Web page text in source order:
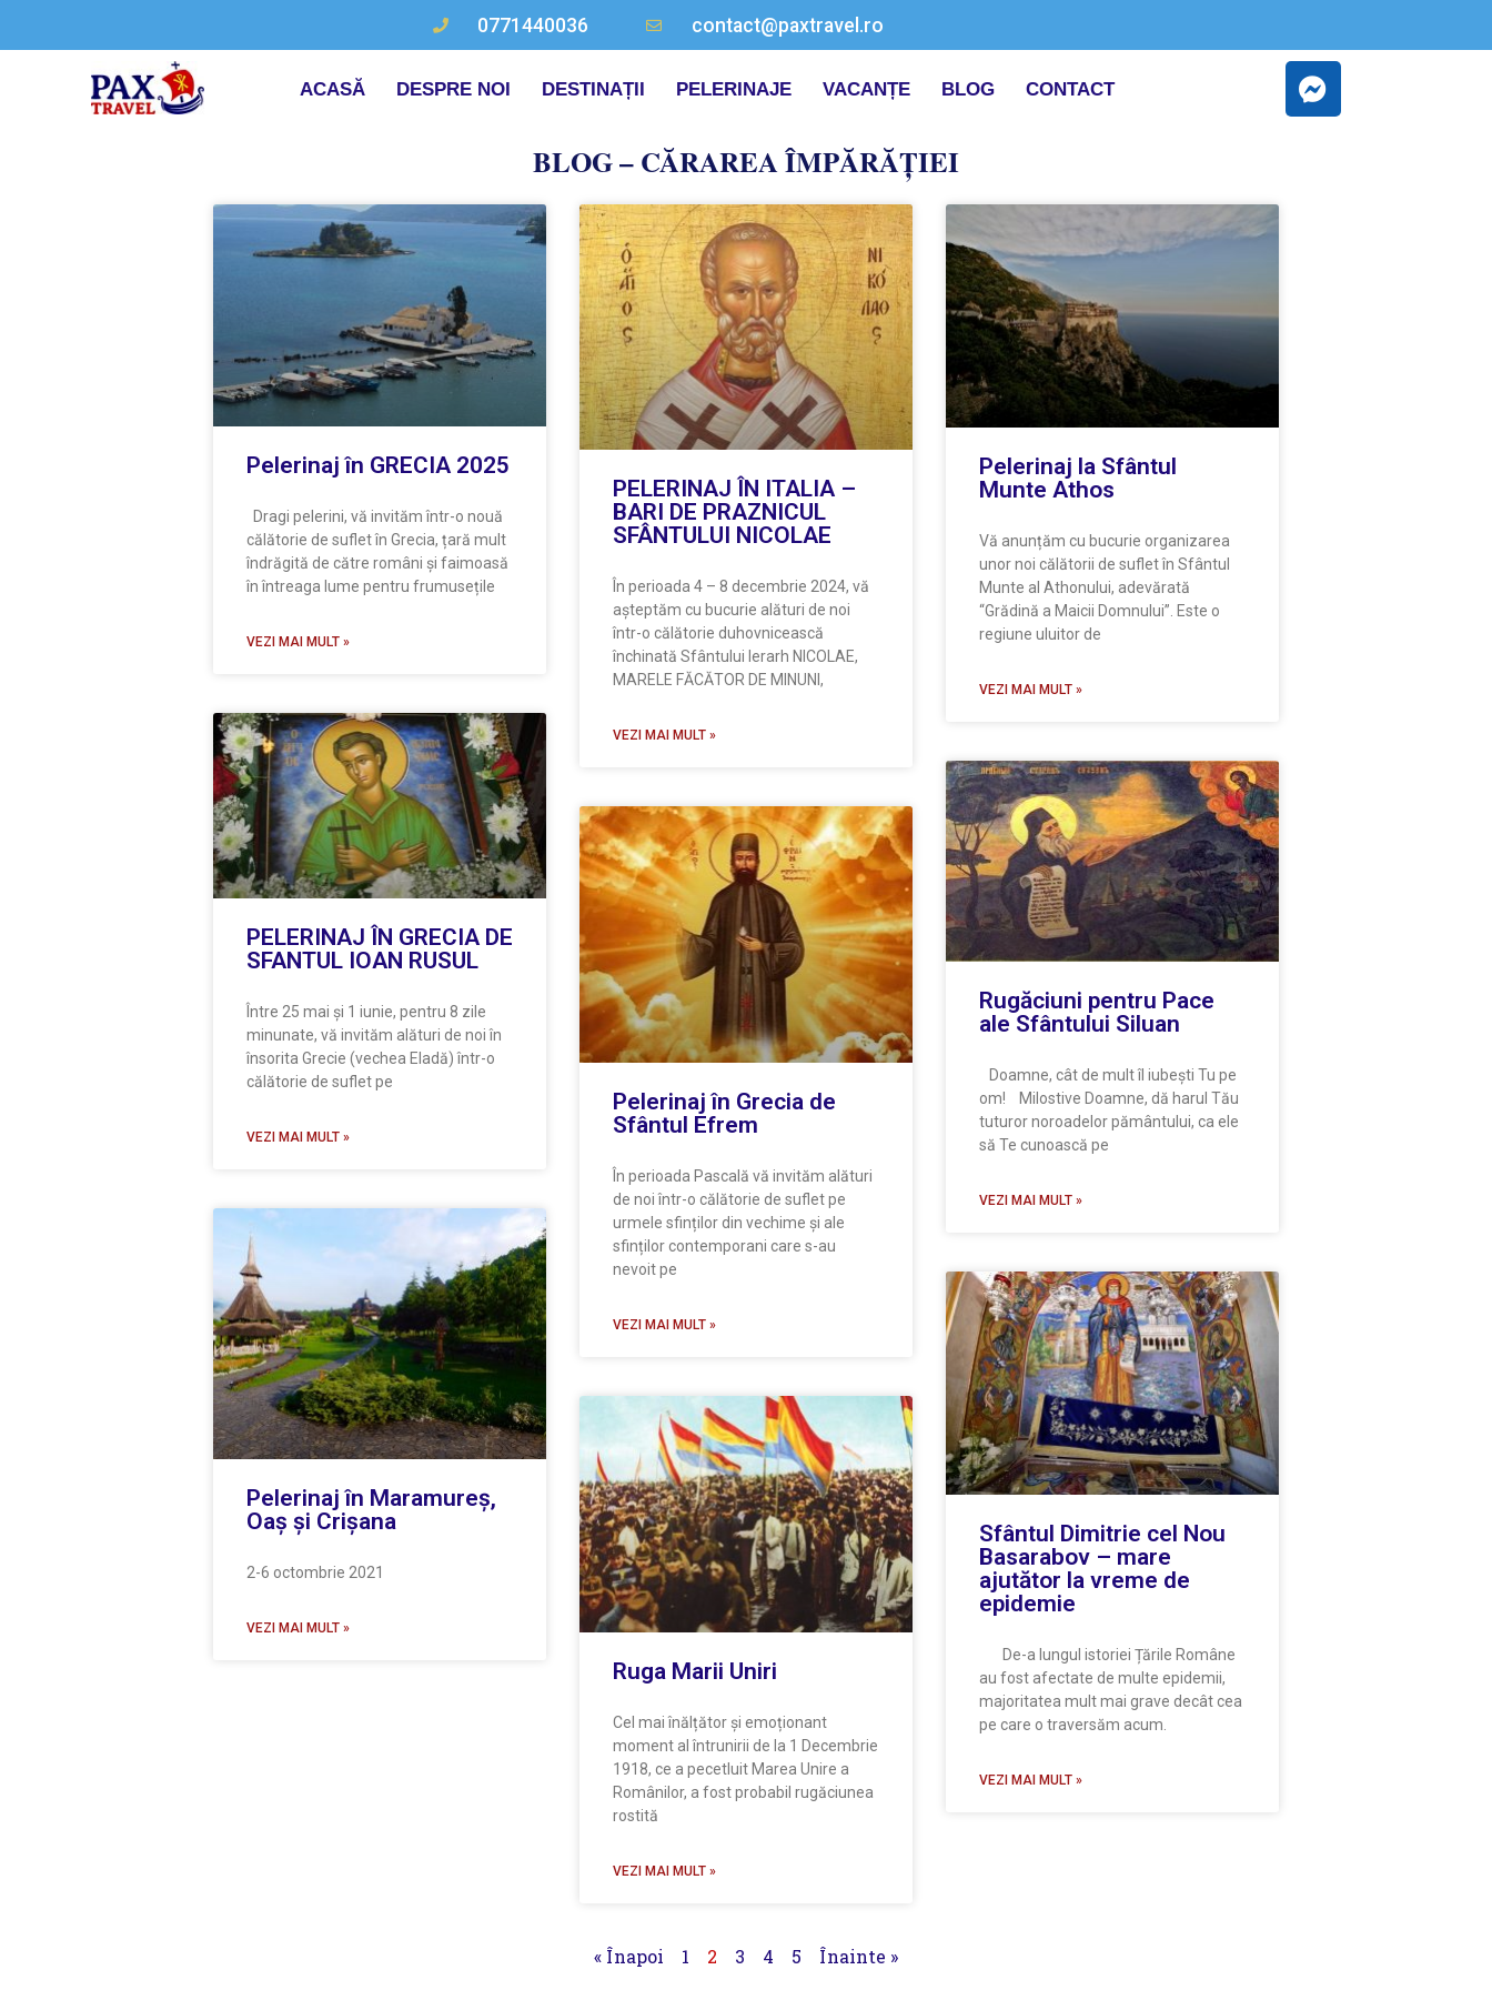
0771440036 contact@paxtravel.ro
ACASĂ DESPRE NOI DESTINAȚII PELERINAJE VACANȚE BLOG CONTACT
BLOG – CĂRAREA ÎMPĂRĂȚIEI
Pelerinaj în GRECIA 2025
Dragi pelerini, vă invităm într-o nouă
călătorie de suflet în Grecia, țară mult
îndrăgită de către români și faimoasă
în întreaga lume pentru frumusețile
VEZI MAI MULT »
PELERINAJ ÎN ITALIA –
BARI DE PRAZNICUL
SFÂNTULUI NICOLAE
În perioada 4 – 8 decembrie 2024, vă
așteptăm cu bucurie alături de noi
într-o călătorie duhovnicească
închinată Sfântului Ierarh NICOLAE,
MARELE FĂCĂTOR DE MINUNI,
VEZI MAI MULT »
Pelerinaj la Sfântul
Munte Athos
Vă anunțăm cu bucurie organizarea
unor noi călătorii de suflet în Sfântul
Munte al Athonului, adevărată
“Grădină a Maicii Domnului”. Este o
regiune uluitor de
VEZI MAI MULT »
PELERINAJ ÎN GRECIA DE
SFANTUL IOAN RUSUL
Între 25 mai și 1 iunie, pentru 8 zile
minunate, vă invităm alături de noi în
însorita Grecie (vechea Eladă) într-o
călătorie de suflet pe
VEZI MAI MULT »
Pelerinaj în Grecia de
Sfântul Efrem
În perioada Pascală vă invităm alături
de noi într-o călătorie de suflet pe
urmele sfinților din vechime și ale
sfinților contemporani care s-au
nevoit pe
VEZI MAI MULT »
Rugăciuni pentru Pace
ale Sfântului Siluan
Doamne, cât de mult îl iubeşti Tu pe
om! Milostive Doamne, dă harul Tău
tuturor noroadelor pământului, ca ele
să Te cunoască pe
VEZI MAI MULT »
Pelerinaj în Maramureș,
Oaș și Crișana
2-6 octombrie 2021
VEZI MAI MULT »
Ruga Marii Uniri
Cel mai înălțător și emoționant
moment al întrunirii de la 1 Decembrie
1918, ce a pecetluit Marea Unire a
Românilor, a fost probabil rugăciunea
rostită
VEZI MAI MULT »
Sfântul Dimitrie cel Nou
Basarabov – mare
ajutător la vreme de
epidemie
De-a lungul istoriei Țările Române
au fost afectate de multe epidemii,
majoritatea mult mai grave decât cea
pe care o traversăm acum.
VEZI MAI MULT »
« Înapoi 1 2 3 4 5 Înainte »